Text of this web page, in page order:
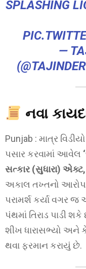
SPLASHING
—
નવા
Punjab : માત્ર
પસાર કરવામાં આવેલ
સત્કાર (સુધારા) એક્ટ,
અકાલ તખ્તનો
પરામર્શ કર્યા વગર
પંથમાં તિરાડ પાડી
શીખ ધારાસભ્યો અને
થવા ફરમાન કરાયું છે.